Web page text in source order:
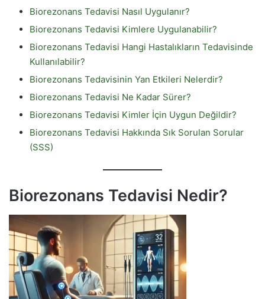
Biorezonans Tedavisi Nasıl Uygulanır?
Biorezonans Tedavisi Kimlere Uygulanabilir?
Biorezonans Tedavisi Hangi Hastalıkların Tedavisinde
Kullanılabilir?
Biorezonans Tedavisinin Yan Etkileri Nelerdir?
Biorezonans Tedavisi Ne Kadar Sürer?
Biorezonans Tedavisi Kimler İçin Uygun Değildir?
Biorezonans Tedavisi Hakkında Sık Sorulan Sorular
(SSS)
Biorezonans Tedavisi Nedir?